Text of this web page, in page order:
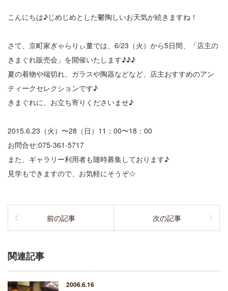
こんにちは♪じめじめとした鬱陶しいお天気が続きますね！
さて、京町家ぎゃらりぃ董では、6/23（火）から5日間、
「店主の
きまぐれ販売会」を開催いたします♪♪♪
夏の着物や端切れ、ガラスや陶器などなど、店主おすすめのアン
ティークセレクションです♪
きまぐれに、お立ち寄りくださいませ♪
2015.6.23（火）〜28（日）11：00〜18：00
お問合せ:075-361-5717
また、ギャラリー利用者も随時募集しております♪
見学もできますので、お気軽にそうぞ☆
前の記事 次の記事
関連記事
2006.6.16